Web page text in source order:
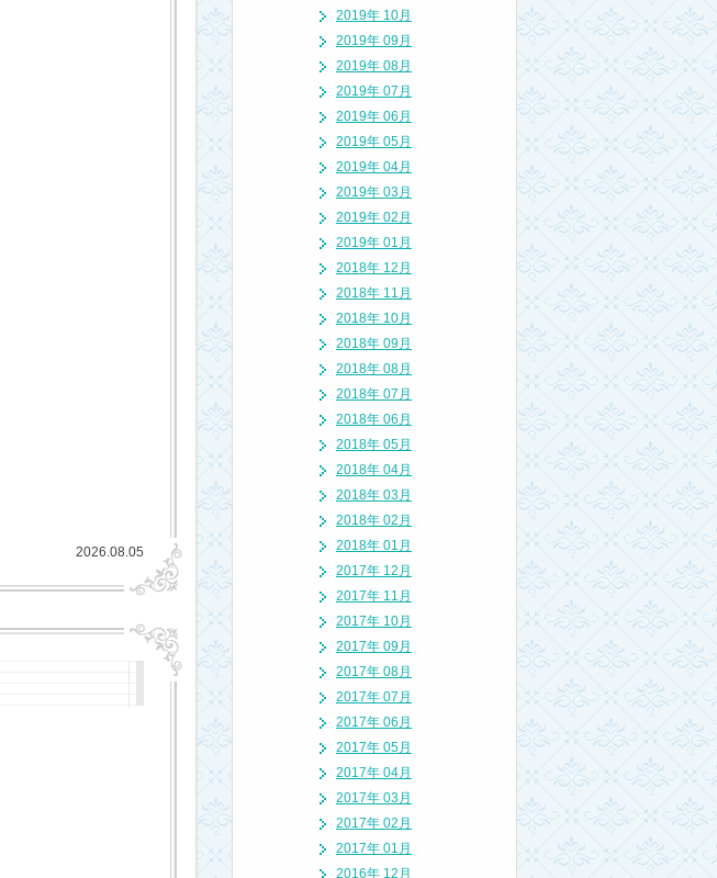
2026.08.05
2019年 10月
2019年 09月
2019年 08月
2019年 07月
2019年 06月
2019年 05月
2019年 04月
2019年 03月
2019年 02月
2019年 01月
2018年 12月
2018年 11月
2018年 10月
2018年 09月
2018年 08月
2018年 07月
2018年 06月
2018年 05月
2018年 04月
2018年 03月
2018年 02月
2018年 01月
2017年 12月
2017年 11月
2017年 10月
2017年 09月
2017年 08月
2017年 07月
2017年 06月
2017年 05月
2017年 04月
2017年 03月
2017年 02月
2017年 01月
2016年 12月